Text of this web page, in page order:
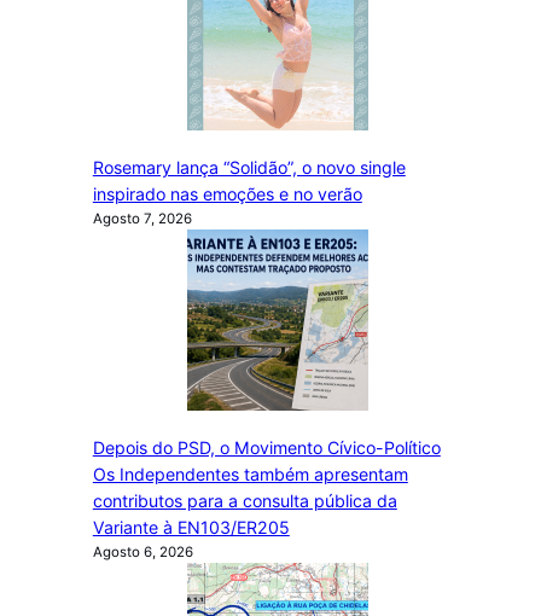
Rosemary lança “Solidão”, o novo single
inspirado nas emoções e no verão
Agosto 7, 2026
Depois do PSD, o Movimento Cívico-Político
Os Independentes também apresentam
contributos para a consulta pública da
Variante à EN103/ER205
Agosto 6, 2026